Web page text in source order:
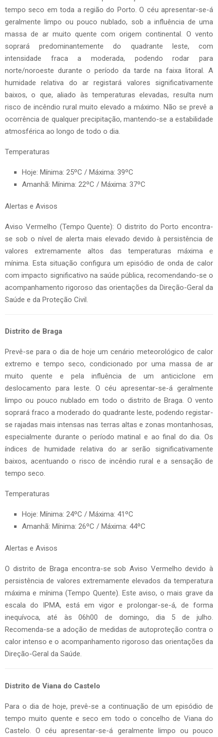
tempo seco em toda a região do Porto. O céu apresentar-se-á
geralmente limpo ou pouco nublado, sob a influência de uma
massa de ar muito quente com origem continental. O vento
soprará predominantemente do quadrante leste, com
intensidade fraca a moderada, podendo rodar para
norte/noroeste durante o período da tarde na faixa litoral. A
humidade relativa do ar registará valores significativamente
baixos, o que, aliado às temperaturas elevadas, resulta num
risco de incêndio rural muito elevado a máximo. Não se prevê a
ocorrência de qualquer precipitação, mantendo-se a estabilidade
atmosférica ao longo de todo o dia.
Temperaturas
Hoje: Mínima: 25ºC / Máxima: 39ºC
Amanhã: Mínima: 22ºC / Máxima: 37ºC
Alertas e Avisos
Aviso Vermelho (Tempo Quente): O distrito do Porto encontra-
se sob o nível de alerta mais elevado devido à persistência de
valores extremamente altos das temperaturas máxima e
mínima. Esta situação configura um episódio de onda de calor
com impacto significativo na saúde pública, recomendando-se o
acompanhamento rigoroso das orientações da Direção-Geral da
Saúde e da Proteção Civil.
Distrito de Braga
Prevê-se para o dia de hoje um cenário meteorológico de calor
extremo e tempo seco, condicionado por uma massa de ar
muito quente e pela influência de um anticiclone em
deslocamento para leste. O céu apresentar-se-á geralmente
limpo ou pouco nublado em todo o distrito de Braga. O vento
soprará fraco a moderado do quadrante leste, podendo registar-
se rajadas mais intensas nas terras altas e zonas montanhosas,
especialmente durante o período matinal e ao final do dia. Os
índices de humidade relativa do ar serão significativamente
baixos, acentuando o risco de incêndio rural e a sensação de
tempo seco.
Temperaturas
Hoje: Mínima: 24ºC / Máxima: 41ºC
Amanhã: Mínima: 26ºC / Máxima: 44ºC
Alertas e Avisos
O distrito de Braga encontra-se sob Aviso Vermelho devido à
persistência de valores extremamente elevados da temperatura
máxima e mínima (Tempo Quente). Este aviso, o mais grave da
escala do IPMA, está em vigor e prolongar-se-á, de forma
inequívoca, até às 06h00 de domingo, dia 5 de julho.
Recomenda-se a adoção de medidas de autoproteção contra o
calor intenso e o acompanhamento rigoroso das orientações da
Direção-Geral da Saúde.
Distrito de Viana do Castelo
Para o dia de hoje, prevê-se a continuação de um episódio de
tempo muito quente e seco em todo o concelho de Viana do
Castelo. O céu apresentar-se-á geralmente limpo ou pouco